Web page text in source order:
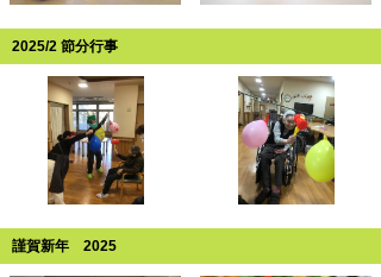
2025/2 節分行事
謹賀新年 2025